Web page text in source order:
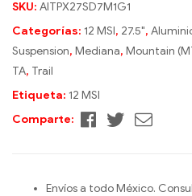
SKU: AITPX27SD7M1G1
Categorías: 12 MSI, 27.5",
Suspension, Mediana, Mountain
TA, Trail
Etiqueta: 12 MSI
Comparte:
Facebook
TwitterCorreo
Envíos a todo México.